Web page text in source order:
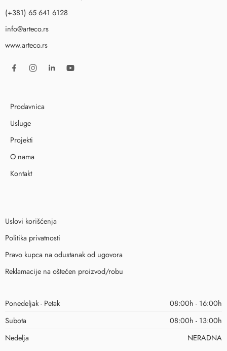
(+381) 65 641 6128
info@arteco.rs
www.arteco.rs
Prodavnica
Usluge
Projekti
O nama
Kontakt
Uslovi korišćenja
Politika privatnosti
Pravo kupca na odustanak od ugovora
Reklamacije na oštećen proizvod/robu
Ponedeljak - Petak
08:00h - 16:00h
Subota
08:00h - 13:00h
Nedelja
NERADNA